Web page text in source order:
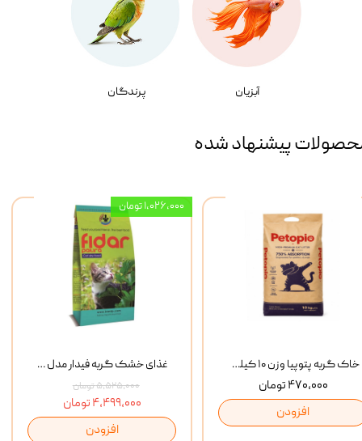
آبزیان پرندگان
پیشنهاد شده
غذای خشک گربه فیدار مدل Adult وزن 10 کیلوگرم
۵,۵۲۵,۰۰۰ تومان
۴,۴۹۹,۰۰۰ تومان
افزودن
۱,۰۲۶,۰۰۰ تومان
خاک گربه پتوپیا وزن ۱۰ کیلوگرم
۴۷۰,۰۰۰ تومان
افزودن